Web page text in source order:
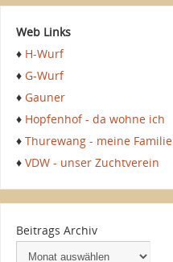
Web Links
♦ H-Wurf
♦ G-Wurf
♦ Gauner
♦ Hopfenhof - da wohne ich
♦ Thurewang - meine Familie
♦ VDW - unser Zuchtverein
Beitrags Archiv